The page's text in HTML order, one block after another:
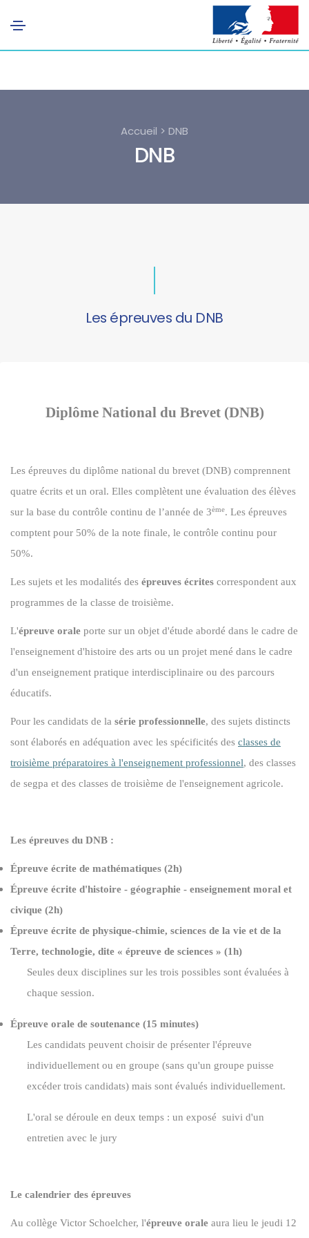
Accueil > DNB
DNB
Les épreuves du DNB
Diplôme National du Brevet (DNB)
Les épreuves du diplôme national du brevet (DNB) comprennent
quatre écrits et un oral. Elles complètent une évaluation des élèves
sur la base du contrôle continu de l’année de 3ème. Les épreuves
comptent pour 50% de la note finale, le contrôle continu pour
50%.
Les sujets et les modalités des épreuves écrites correspondent aux
programmes de la classe de troisième.
L'épreuve orale porte sur un objet d'étude abordé dans le cadre de
l'enseignement d'histoire des arts ou un projet mené dans le cadre
d'un enseignement pratique interdisciplinaire ou des parcours
éducatifs.
Pour les candidats de la série professionnelle, des sujets distincts
sont élaborés en adéquation avec les spécificités des classes de
troisième préparatoires à l'enseignement professionnel, des classes
de segpa et des classes de troisième de l'enseignement agricole.
Les épreuves du DNB :
Épreuve écrite de mathématiques (2h)
Épreuve écrite d'histoire - géographie - enseignement moral et
civique (2h)
Épreuve écrite de physique-chimie, sciences de la vie et de la
Terre, technologie, dite « épreuve de sciences » (1h)
Seules deux disciplines sur les trois possibles sont évaluées à
chaque session.
Épreuve orale de soutenance (15 minutes)
Les candidats peuvent choisir de présenter l'épreuve
individuellement ou en groupe (sans qu'un groupe puisse
excéder trois candidats) mais sont évalués individuellement.
L'oral se déroule en deux temps : un exposé suivi d'un
entretien avec le jury
Le calendrier des épreuves
Au collège Victor Schoelcher, l'épreuve orale aura lieu le jeudi 12